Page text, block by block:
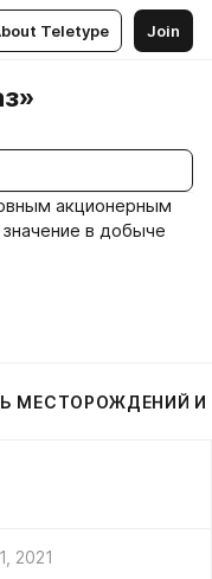
Teletype Join
акционерным
в добыче
МЕСТОРОЖДЕНИЙ
2021